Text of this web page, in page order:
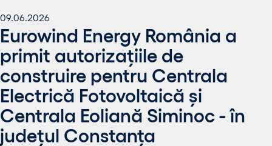
09.06.2026
Eurowind Energy România a
primit autorizațiile de
construire pentru Centrala
Electrică Fotovoltaică și
Centrala Eoliană Siminoc - în
județul Constanța